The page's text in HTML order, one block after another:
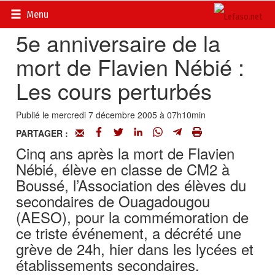
Menu
Accueil>
5e anniversaire de la
mort de Flavien Nébié :
Les cours perturbés
Publié le mercredi 7 décembre 2005 à 07h10min
PARTAGER :
Cinq ans après la mort de Flavien
Nébié, élève en classe de CM2 à
Boussé, l’Association des élèves du
secondaires de Ouagadougou
(AESO), pour la commémoration de
ce triste événement, a décrété une
grève de 24h, hier dans les lycées et
établissements secondaires.